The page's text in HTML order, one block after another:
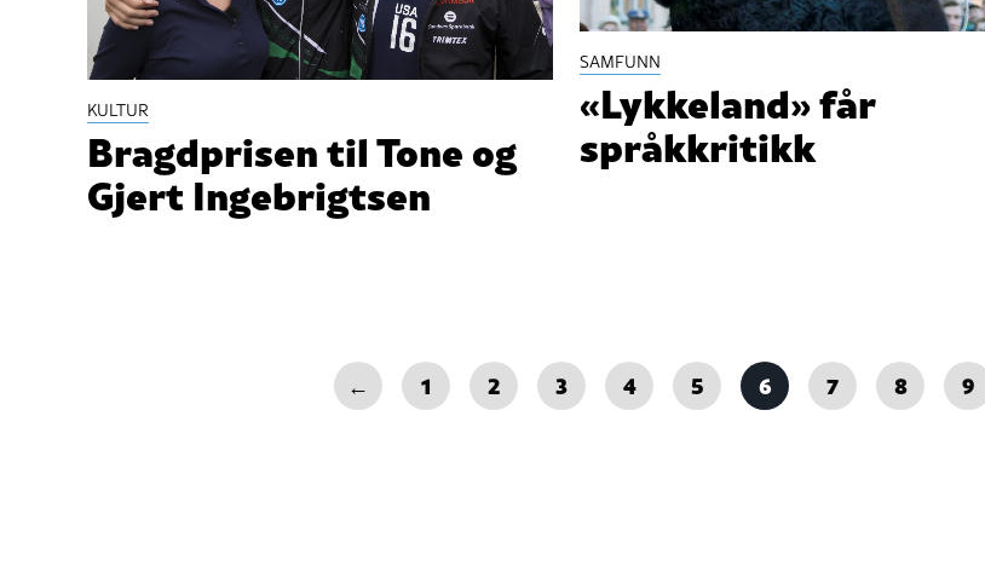
KULTUR
Bragdprisen til Tone og
Gjert Ingebrigtsen
SAMFUNN
«Lykkeland» får
språkkritikk
← 1 2 3 4 5 6 7 8 9